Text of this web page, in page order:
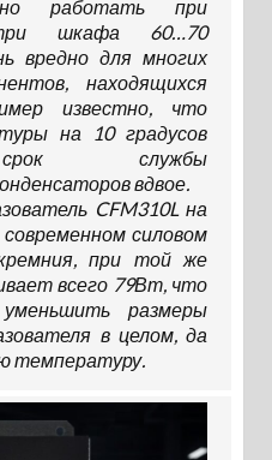
работать при
шкафа 60…70
вредно для многих
находящихся
известно, что
на 10 градусов
службы
вдвое.
CFM310L на
силовом
при той же
всего 79Вт, что
размеры
в целом, да
температуру.